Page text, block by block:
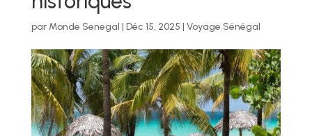
par Monde Senegal | Déc 15, 2025 | Voyage Sénégal